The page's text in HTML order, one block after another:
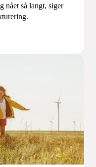
nået så langt, siger